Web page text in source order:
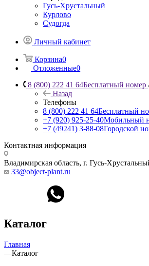
Гусь-Хрустальный
Курлово
Судогда
Личный кабинет
Корзина0
Отложенные0
8 (800) 222 41 64Бесплатный номер
Назад
Телефоны
8 (800) 222 41 64Бесплатный
+7 (920) 925-25-40Мобильный
+7 (49241) 3-88-08Городской
Контактная информация
Владимирская область, г. Гусь-
33@object-plant.ru
Каталог
Главная
—Каталог